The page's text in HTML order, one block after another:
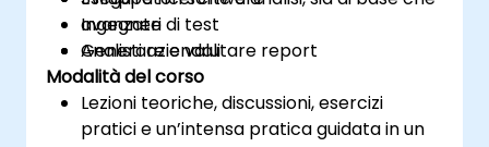
avanzate
Generare e valutare report
Ingegneri di test
Analisti aziendali
Modalità del corso
Lezioni teoriche, discussioni, esercizi
pratici e un’intensa pratica guidata in un